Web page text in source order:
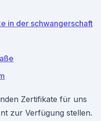
in der schwangerschaft
Zertifikate für uns
zur Verfügung stellen.